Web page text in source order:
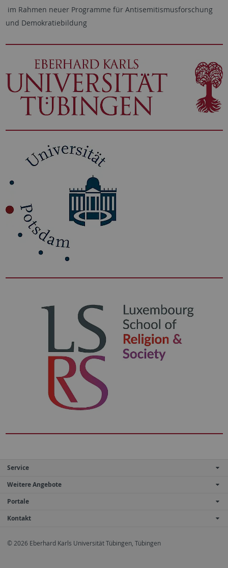
im Rahmen neuer Programme für Antisemitismusforschung
und Demokratiebildung
Service
Weitere Angebote
Portale
Kontakt
© 2026 Eberhard Karls Universität Tübingen, Tübingen